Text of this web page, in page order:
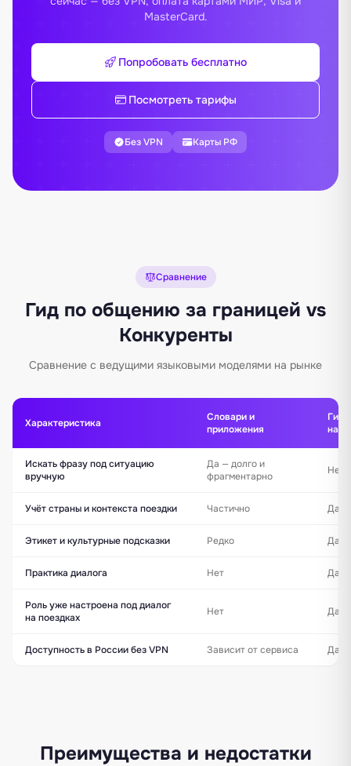
MasterCard.
Попробовать бесплатно
Посмотреть тарифы
Без VPN Карты РФ
Сравнение
Гид по общению за границей vs
Конкуренты
Сравнение с ведущими языковыми моделями на рынке
Характеристика
Словари и
приложения
Гид
на
Искать фразу под ситуацию
вручную
Да — долго и
фрагментарно
Нет
Учёт страны и контекста поездки Частично Да —
Этикет и культурные подсказки Редко Да —
Практика диалога Нет Да —
Роль уже настроена под диалог
на поездках
Нет Да —
Доступность в России без VPN Зависит от сервиса Да —
Преимущества и недостатки